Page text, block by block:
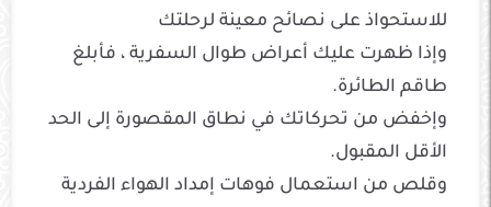
للاستحواذ على نصائح معينة لرحلتك
وإذا ظهرت عليك أعراض طوال السفرية ، فأبلغ
طاقم الطائرة.
وإخفض من تحركاتك في نطاق المقصورة إلى الحد
الأقل المقبول.
وقلص من استعمال فوهات إمداد الهواء الفردية